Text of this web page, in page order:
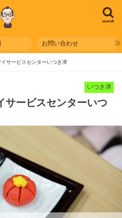
search
お問い合わせ
サービスセンターいつき津
いつき津
サービスセンターいつ